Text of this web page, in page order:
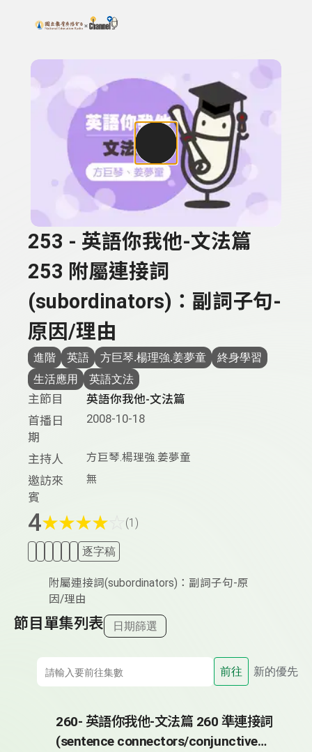
上方功能區塊
搜尋關鍵字：可輸入節目名稱、主持人或關鍵字
253 - 英語你我他-文法篇
253 附屬連接詞
(subordinators)：副詞子句-
原因/理由
進階 英語 方巨琴.楊理強.姜夢童
終身學習
生活應用
英語文法
主節目
英語你我他-文法篇
首播日
期
2008-10-18
主持人 方巨琴.楊理強.姜夢童
邀訪來
賓
無
4★★★★ (1)
逐字稿
附屬連接詞(subordinators)：副詞子句-原
因/理由
節目單集列表 日期篩選
前往 新的優先
260- 英語你我他-文法篇 260 準連接詞
(sentence connectors/conjunctive